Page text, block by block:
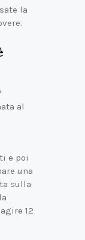
la
al
e poi
una
sulla
12